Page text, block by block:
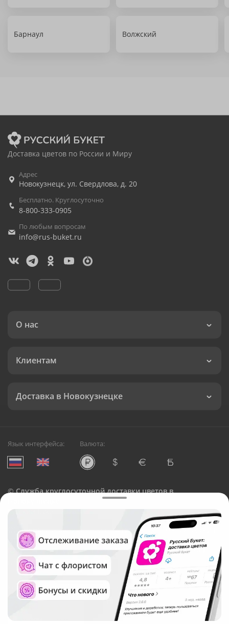
Барнаул Волжский
Доставка цветов по России и Миру
Адрес
Новокузнецк, ул. Свердлова, д. 20
Бесплатно. Круглосуточно
8-800-333-0905
По любым вопросам
info@rus-buket.ru
О нас
Клиентам
Доставка в Новокузнецке
Язык интерфейса: Валюта:
©Служба круглосуточной доставки цветов в
Русский Букет, 2026
Общество с ограниченной ответственностью «Технология»
ОГРН: 1195476081745, ИНН: 5410081997
Юридический адрес: г. Новосибирск, ул. Ипподромская,
д.42, оф. 3
Рейтинг Русского букета в г. Новокузнецк